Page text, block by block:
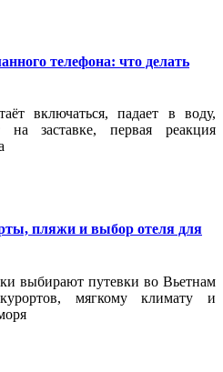
телефона: что делать
включаться, падает в воду,
на заставке, первая реакция
пляжи и выбор отеля для
выбирают путевки во Вьетнам
мягкому климату и